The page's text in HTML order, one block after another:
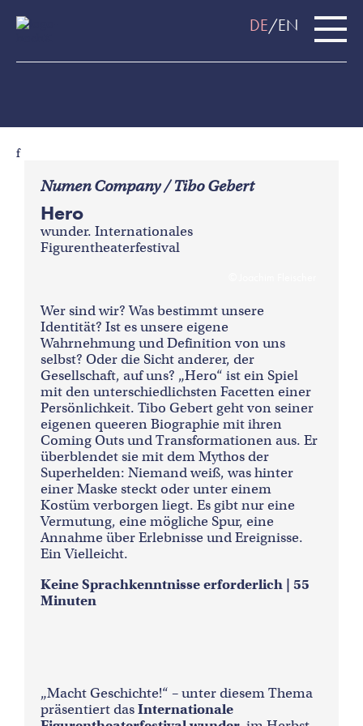
DE EN
f
Numen Company / Tibo Gebert
Hero
wunder. Internationales
Figurentheaterfestival
Wer sind wir? Was bestimmt unsere
Identität? Ist es unsere eigene
Wahrnehmung und Definition von uns
selbst? Oder die Sicht anderer, der
Gesellschaft, auf uns? „Hero“ ist ein Spiel
mit den unterschiedlichsten Facetten einer
Persönlichkeit. Tibo Gebert geht von seiner
eigenen queeren Biographie mit ihren
Coming Outs und Transformationen aus. Er
überblendet sie mit dem Mythos der
Superhelden: Niemand weiß, was hinter
einer Maske steckt oder unter einem
Kostüm verborgen liegt. Es gibt nur eine
Vermutung, eine mögliche Spur, eine
Annahme über Erlebnisse und Ereignisse.
Ein Vielleicht.
Keine Sprachkenntnisse erforderlich | 55
Minuten
„Macht Geschichte!“ – unter diesem Thema
präsentiert dasInternationale